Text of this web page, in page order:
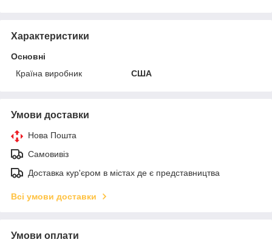
Характеристики
Основні
Країна виробник
США
Умови доставки
Нова Пошта
Самовивіз
Доставка кур'єром в містах де є представництва
Всі умови доставки
Умови оплати